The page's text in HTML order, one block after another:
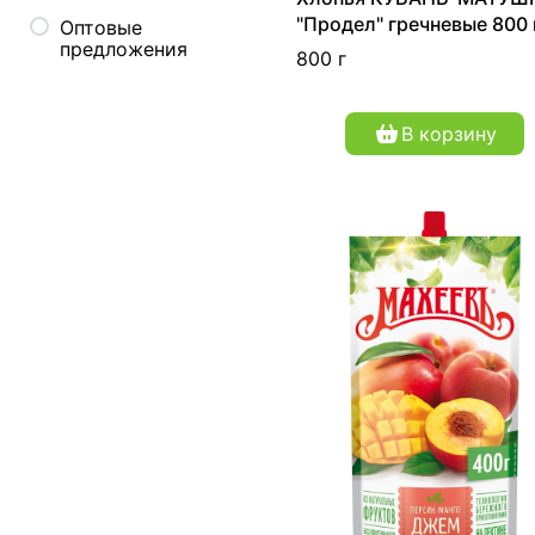
Оптовые
предложения
"Продел" гречневые 800
800 г
В корзину